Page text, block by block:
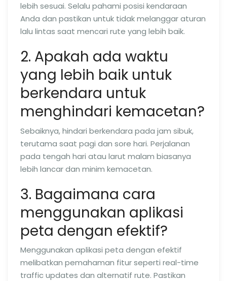
lebih sesuai. Selalu pahami posisi kendaraan
Anda dan pastikan untuk tidak melanggar aturan
lalu lintas saat mencari rute yang lebih baik.
2. Apakah ada waktu
yang lebih baik untuk
berkendara untuk
menghindari kemacetan?
Sebaiknya, hindari berkendara pada jam sibuk,
terutama saat pagi dan sore hari. Perjalanan
pada tengah hari atau larut malam biasanya
lebih lancar dan minim kemacetan.
3. Bagaimana cara
menggunakan aplikasi
peta dengan efektif?
Menggunakan aplikasi peta dengan efektif
melibatkan pemahaman fitur seperti real-time
traffic updates dan alternatif rute. Pastikan